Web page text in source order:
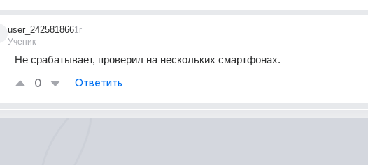
user_242581866
Ученик
1г
Не срабатывает, проверил на нескольких смартфонах.
0 Ответить